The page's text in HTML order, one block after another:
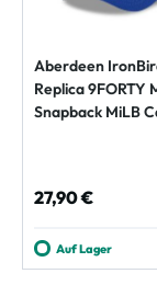
Aberdeen
Replica 9FORTY
Snapback MiLB
Regulärer
27,90 €
Auf Lager